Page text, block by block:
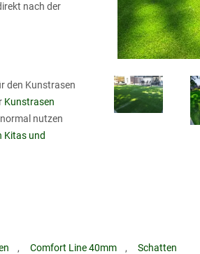
nach der
den Kunstrasen
Kunstrasen
nutzen
Kitas und
, Comfort Line 40mm , Schatten